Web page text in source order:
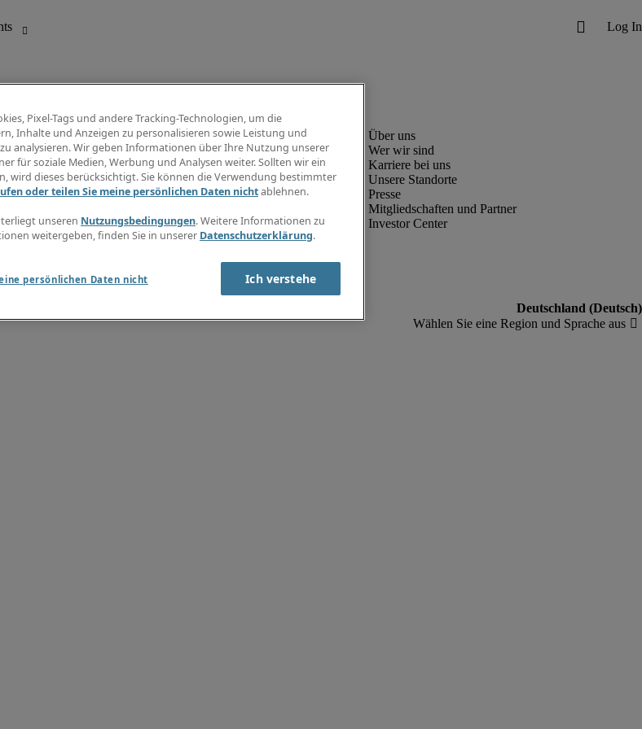
Info Center
Jobübersicht
Gehaltsübersicht
E-Learning
Wer wir sind
Karriere bei uns
Unsere Standorte
Presse
Mitgliedschaften und Partner
Investor Center
Pixel-Tags und andere Tracking-Technologien, um die
Inhalte und Anzeigen zu personalisieren sowie Leistung und
analysieren. Wir geben Informationen über Ihre Nutzung unserer
für soziale Medien, Werbung und Analysen weiter. Sollten wir ein
wird dieses berücksichtigt. Sie können die Verwendung bestimmter
oder teilen Sie meine persönlichen Daten nichtablehnen.
unseren Nutzungsbedingungen. Weitere Informationen zu
weitergeben, finden Sie in unserer Datenschutzerklärung.
persönlichen Daten nicht Ich verstehe